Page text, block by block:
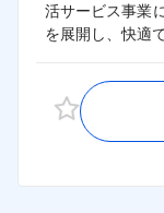
活サービス事業
を展開し、快適